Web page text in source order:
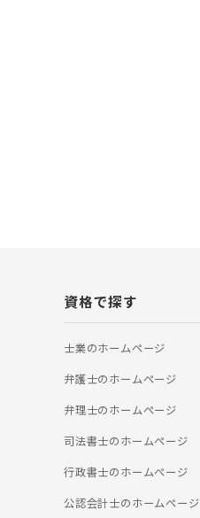
資格で探す
士業のホームぺージ
弁護士のホームぺージ
弁理士のホームぺージ
司法書士のホームぺージ
行政書士のホームぺージ
公認会計士のホームぺージ